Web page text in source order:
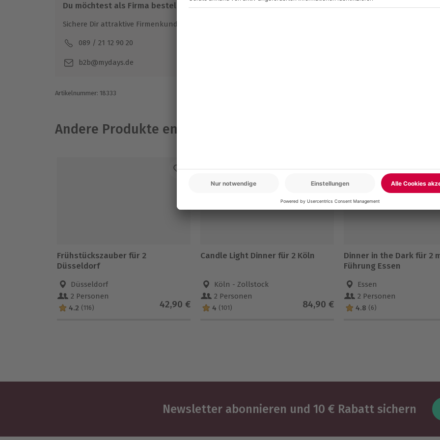
Du möchtest als Firma bestellen?
Sichere Dir attraktive Firmenkunden Vorteile.
089 / 21 12 90 20
b2b@mydays.de
Artikelnummer: 18333
Andere Produkte entdecken
Frühstückszauber für 2
Düsseldorf
Düsseldorf
2 Personen
4.2 (116) 42,90 €
Candle Light Dinner für 2 Köln
Köln - Zollstock
2 Personen
4 (101) 84,90 €
Dinner in the Dark für 2
Führung Essen
Essen
2 Personen
4.8 (6)
Newsletter abonnieren und 10 € Rabatt sichern